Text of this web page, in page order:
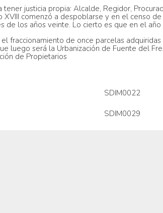
justicia propia: Alcalde, Regidor,
XVIII comenzó a despoblarse y en el censo
de los años veinte. Lo cierto es que en el
fraccionamiento de once parcelas
luego será la Urbanización de Fuente del
de Propietarios